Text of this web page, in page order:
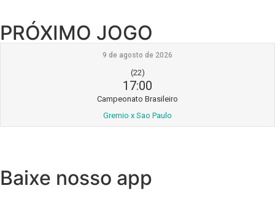
PRÓXIMO JOGO
9 de agosto de 2026
(22)
17:00
Campeonato Brasileiro
Gremio x Sao Paulo
Baixe nosso app